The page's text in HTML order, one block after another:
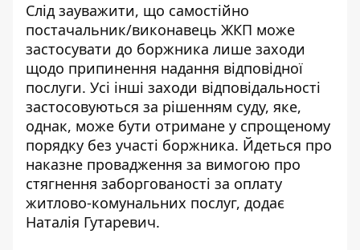
Слід зауважити, що самостійно
постачальник/виконавець ЖКП може
застосувати до боржника лише заходи
щодо припинення надання відповідної
послуги. Усі інші заходи відповідальності
застосовуються за рішенням суду, яке,
однак, може бути отримане у спрощеному
порядку без участі боржника. Йдеться про
наказне провадження за вимогою про
стягнення заборгованості за оплату
житлово-комунальних послуг, додає
Наталія Гутаревич.